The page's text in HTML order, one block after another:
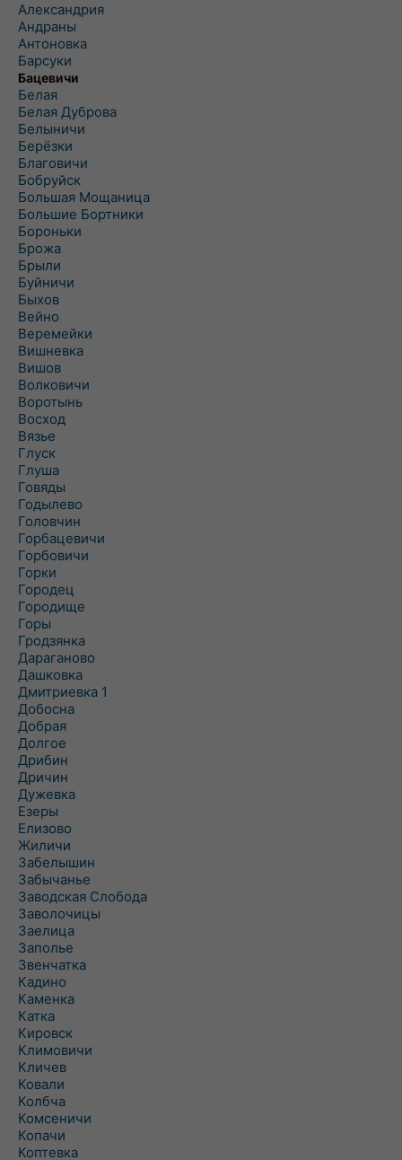
Александрия
Андраны
Антоновка
Барсуки
Бацевичи
Белая
Белая Дуброва
Белыничи
Берёзки
Благовичи
Бобруйск
Большая Мощаница
Большие Бортники
Бороньки
Брожа
Брыли
Буйничи
Быхов
Вейно
Веремейки
Вишневка
Вишов
Волковичи
Воротынь
Восход
Вязье
Глуск
Глуша
Говяды
Годылево
Головчин
Горбацевичи
Горбовичи
Горки
Городец
Городище
Горы
Гродзянка
Дараганово
Дашковка
Дмитриевка 1
Добосна
Добрая
Долгое
Дрибин
Дричин
Дужевка
Езеры
Елизово
Жиличи
Забелышин
Забычанье
Заводская Слобода
Заволочицы
Заелица
Заполье
Звенчатка
Кадино
Каменка
Катка
Кировск
Климовичи
Кличев
Ковали
Колбча
Комсеничи
Копачи
Коптевка